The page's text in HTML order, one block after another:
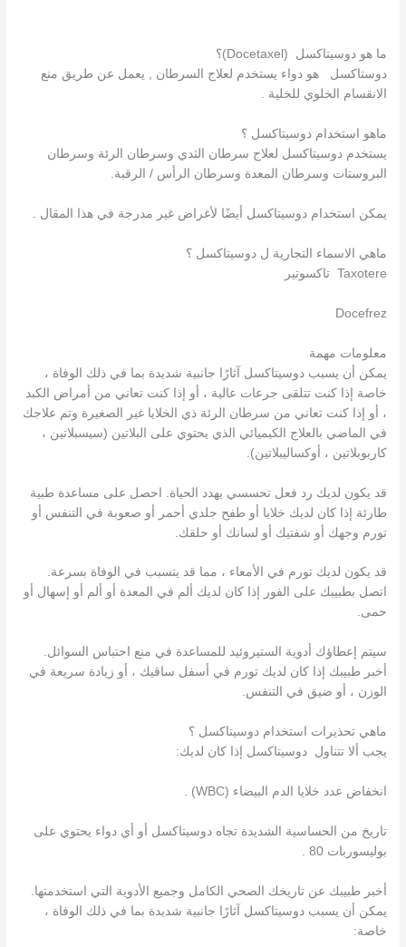
ما هو دوسيتاكسل (Docetaxel)؟
دوستاكسل هو دواء يستخدم لعلاج السرطان , يعمل عن طريق منع
الانقسام الخلوي للخلية .
ماهو استخدام دوسيتاكسل ؟
يستخدم دوسيتاكسل لعلاج سرطان الثدي وسرطان الرئة وسرطان
البروستات وسرطان المعدة وسرطان الرأس / الرقبة.
يمكن استخدام دوسيتاكسل أيضًا لأغراض غير مدرجة في هذا المقال .
ماهي الاسماء التجارية ل دوسيتاكسل ؟
Taxotere تاكسوتير
Docefrez
معلومات مهمة
يمكن أن يسبب دوسيتاكسل آثارًا جانبية شديدة بما في ذلك الوفاة ،
خاصة إذا كنت تتلقى جرعات عالية ، أو إذا كنت تعاني من أمراض الكبد
، أو إذا كنت تعاني من سرطان الرئة ذي الخلايا غير الصغيرة وتم علاجك
في الماضي بالعلاج الكيميائي الذي يحتوي على البلاتين (سيسبلاتين ،
كاربوبلاتين ، أوكساليبلاتين).
قد يكون لديك رد فعل تحسسي يهدد الحياة. احصل على مساعدة طبية
طارئة إذا كان لديك خلايا أو طفح جلدي أحمر أو صعوبة في التنفس أو
تورم وجهك أو شفتيك أو لسانك أو حلقك.
قد يكون لديك تورم في الأمعاء ، مما قد يتسبب في الوفاة بسرعة.
اتصل بطبيبك على الفور إذا كان لديك ألم في المعدة أو ألم أو إسهال أو
حمى.
سيتم إعطاؤك أدوية الستيروئيد للمساعدة في منع احتباس السوائل.
أخبر طبيبك إذا كان لديك تورم في أسفل ساقيك ، أو زيادة سريعة في
الوزن ، أو ضيق في التنفس.
ماهي تحذيرات استخدام دوسيتاكسل ؟
يجب ألا تتناول دوسيتاكسل إذا كان لديك:
انخفاض عدد خلايا الدم البيضاء (WBC) .
تاريخ من الحساسية الشديدة تجاه دوسيتاكسل أو أي دواء يحتوي على
بوليسوربات 80 .
أخبر طبيبك عن تاريخك الصحي الكامل وجميع الأدوية التي استخدمتها.
يمكن أن يسبب دوسيتاكسل آثارًا جانبية شديدة بما في ذلك الوفاة ،
خاصة: